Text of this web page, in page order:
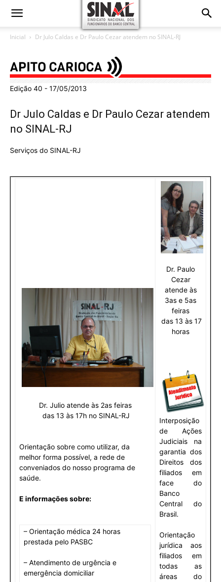
Inicial Dr Julo Caldas e Dr Paulo Cezar atendem no SINAL-RJ
Edição 40 - 17/05/2013
Dr Julo Caldas e Dr Paulo Cezar atendem
no SINAL-RJ
Serviços do SINAL-RJ
Dr. Julio atende às 2as feiras
das 13 às 17h no SINAL-RJ
Orientação sobre como utilizar, da
melhor forma possível, a rede de
conveniados do nosso programa de
saúde.
E informações sobre:
– Orientação médica 24 horas
prestada pelo PASBC
– Atendimento de urgência e
emergência domiciliar
Dr. Paulo
Cezar
atende às
3as e 5as
feiras
das 13 às 17
horas
Interposição
de Ações
Judiciais na
garantia dos
Direitos dos
filiados em
face do
Banco
Central do
Brasil.
Orientação
jurídica aos
filiados em
todas as
áreas do